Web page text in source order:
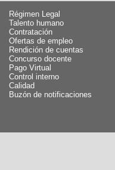
Régimen Legal
Talento humano
Contratación
Ofertas de empleo
Rendición de cuentas
Concurso docente
Pago Virtual
Control interno
Calidad
Buzón de notificaciones